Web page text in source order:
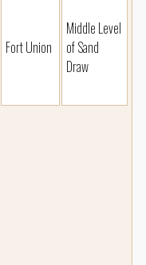
Fort Union
Middle Level
of Sand
Draw